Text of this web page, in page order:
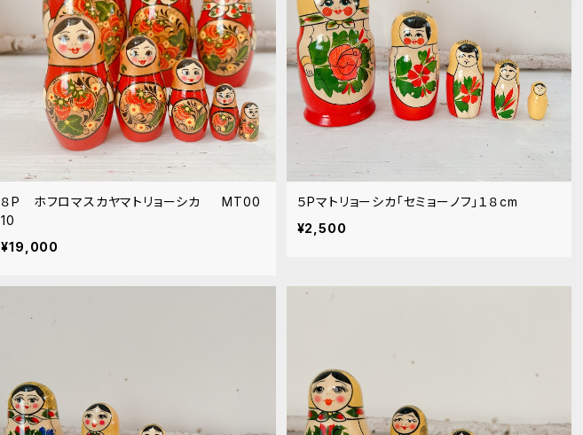
８P ホフロマスカヤマトリョーシカ MT00
10
¥19,000
５Pマトリョーシカ「セミョーノフ」１８cm
¥2,500